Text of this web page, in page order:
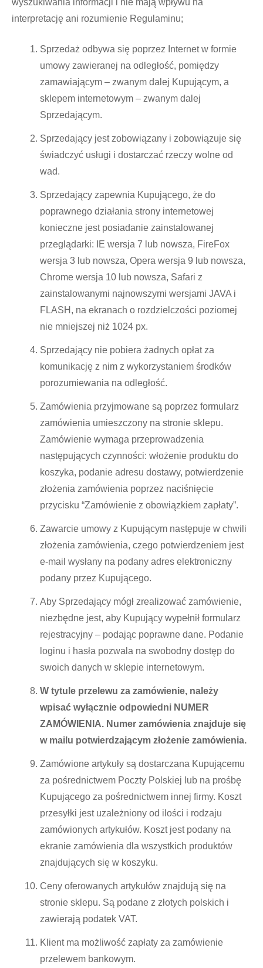
wyszukiwania informacji i nie mają wpływu na
interpretację ani rozumienie Regulaminu;
Sprzedaż odbywa się poprzez Internet w formie
umowy zawieranej na odległość, pomiędzy
zamawiającym – zwanym dalej Kupującym, a
sklepem internetowym – zwanym dalej
Sprzedającym.
Sprzedający jest zobowiązany i zobowiązuje się
świadczyć usługi i dostarczać rzeczy wolne od
wad.
Sprzedający zapewnia Kupującego, że do
poprawnego działania strony internetowej
konieczne jest posiadanie zainstalowanej
przeglądarki: IE wersja 7 lub nowsza, FireFox
wersja 3 lub nowsza, Opera wersja 9 lub nowsza,
Chrome wersja 10 lub nowsza, Safari z
zainstalowanymi najnowszymi wersjami JAVA i
FLASH, na ekranach o rozdzielczości poziomej
nie mniejszej niż 1024 px.
Sprzedający nie pobiera żadnych opłat za
komunikację z nim z wykorzystaniem środków
porozumiewania na odległość.
Zamówienia przyjmowane są poprzez formularz
zamówienia umieszczony na stronie sklepu.
Zamówienie wymaga przeprowadzenia
następujących czynności: włożenie produktu do
koszyka, podanie adresu dostawy, potwierdzenie
złożenia zamówienia poprzez naciśnięcie
przycisku “Zamówienie z obowiązkiem zapłaty”.
Zawarcie umowy z Kupującym następuje w chwili
złożenia zamówienia, czego potwierdzeniem jest
e-mail wysłany na podany adres elektroniczny
podany przez Kupującego.
Aby Sprzedający mógł zrealizować zamówienie,
niezbędne jest, aby Kupujący wypełnił formularz
rejestracyjny – podając poprawne dane. Podanie
loginu i hasła pozwala na swobodny dostęp do
swoich danych w sklepie internetowym.
W tytule przelewu za zamówienie, należy
wpisać wyłącznie odpowiedni NUMER
ZAMÓWIENIA. Numer zamówienia znajduje się
w mailu potwierdzającym złożenie zamówienia.
Zamówione artykuły są dostarczana Kupującemu
za pośrednictwem Poczty Polskiej lub na prośbę
Kupującego za pośrednictwem innej firmy. Koszt
przesyłki jest uzależniony od ilości i rodzaju
zamówionych artykułów. Koszt jest podany na
ekranie zamówienia dla wszystkich produktów
znajdujących się w koszyku.
Ceny oferowanych artykułów znajdują się na
stronie sklepu. Są podane z złotych polskich i
zawierają podatek VAT.
Klient ma możliwość zapłaty za zamówienie
przelewem bankowym.